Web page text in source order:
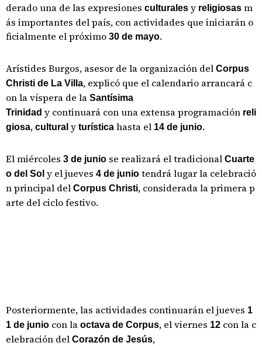
derado una de las expresiones culturales y religiosas m
ás importantes del país, con actividades que iniciarán o
ficialmente el próximo 30 de mayo.
Arístides Burgos, asesor de la organización del Corpus
Christi de La Villa, explicó que el calendario arrancará c
on la víspera de la Santísima
Trinidad y continuará con una extensa programación reli
giosa, cultural y turística hasta el 14 de junio.
El miércoles 3 de junio se realizará el tradicional Cuarte
o del Sol y el jueves 4 de junio tendrá lugar la celebració
n principal del Corpus Christi, considerada la primera p
arte del ciclo festivo.
Posteriormente, las actividades continuarán el jueves 1
1 de junio con la octava de Corpus, el viernes 12 con la c
elebración del Corazón de Jesús,